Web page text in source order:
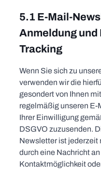
5.1 E-Mail-
Anmeldung und
Tracking
Wenn Sie sich zu
verwenden wir die
gesondert von Ihnen
regelmäßig unseren
Ihrer Einwilligung
DSGVO zuzusenden.
Newsletter ist jederzeit
durch eine Nachricht
Kontaktmöglichkeit